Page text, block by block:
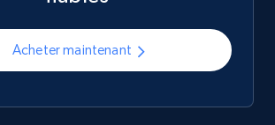
Acheter maintenant